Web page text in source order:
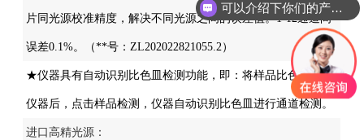
片同光源校准精度，解决不同光源之间的误差值。1-12通道间
误差0.1%。（**号：ZL202022821055.2）
★仪器具有自动识别比色皿检测功能，即：将样品比色皿放入
仪器后，点击样品检测，仪器自动识别比色皿进行通道检测。
进口高精光源：
可以介绍下你们的产品么